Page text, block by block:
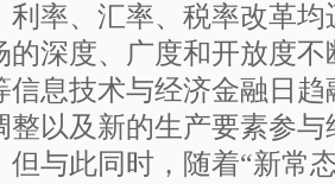
利率、汇率、税率改革
的深度、广度和开放度
信息技术与经济金融日
整以及新的生产要素参
但与此同时，随着“新常